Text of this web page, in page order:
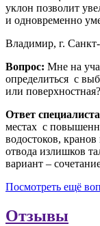
уклон позволит
и одновременно
Владимир, г.
Вопрос: Мне на
определиться с
или поверхностная?
Ответ специалиста
местах с
водостоков,
отвода излишков
вариант –
Посмотреть ещё
Отзывы